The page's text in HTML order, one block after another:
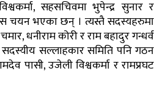
सहसचिवमा भुपेन्द्र सुनार र
चयन भएका छन् । त्यस्तै सदस्यहरुमा
धनीराम कोरी र राम बहादुर गन्धर्व
सल्लाहकार समिति पनि गठन
पासी, उजेली विश्वकर्मा र रामप्रघट